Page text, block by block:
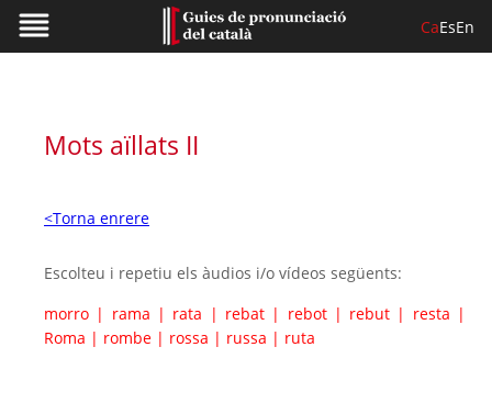
CaEsEn
Mots aïllats II
<Torna enrere
Escolteu i repetiu els àudios i/o vídeos següents:
morro | rama | rata | rebat | rebot | rebut | resta |
Roma | rombe | rossa | russa | ruta